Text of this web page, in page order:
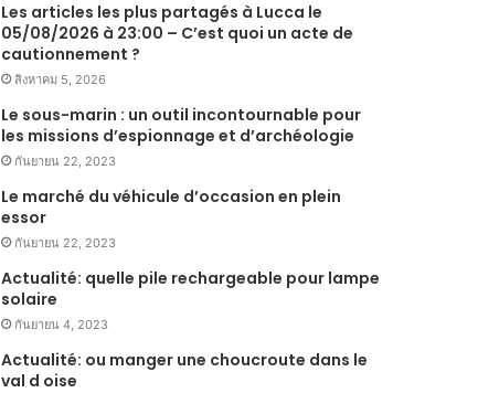
Les articles les plus partagés à Lucca le
05/08/2026 à 23:00 – C’est quoi un acte de
cautionnement ?
สิงหาคม 5, 2026
Le sous-marin : un outil incontournable pour
les missions d’espionnage et d’archéologie
กันยายน 22, 2023
Le marché du véhicule d’occasion en plein
essor
กันยายน 22, 2023
Actualité: quelle pile rechargeable pour lampe
solaire
กันยายน 4, 2023
Actualité: ou manger une choucroute dans le
val d oise